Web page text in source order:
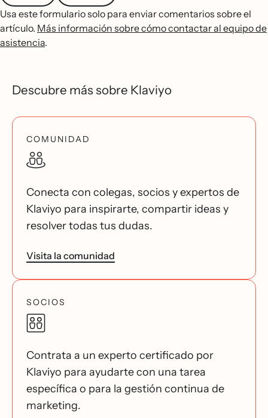
Usa este formulario solo para enviar comentarios sobre el
artículo. Más información sobre cómo contactar al equipo de
asistencia.
Descubre más sobre Klaviyo
COMUNIDAD
Conecta con colegas, socios y expertos de
Klaviyo para inspirarte, compartir ideas y
resolver todas tus dudas.
Visita la comunidad
SOCIOS
Contrata a un experto certificado por
Klaviyo para ayudarte con una tarea
específica o para la gestión continua de
marketing.